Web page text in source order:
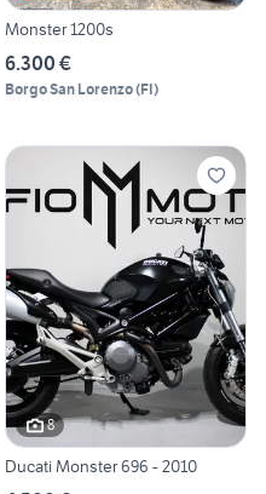
Monster 1200s
6.300 €
Borgo San Lorenzo(FI)
8
Ducati Monster 696 - 2010